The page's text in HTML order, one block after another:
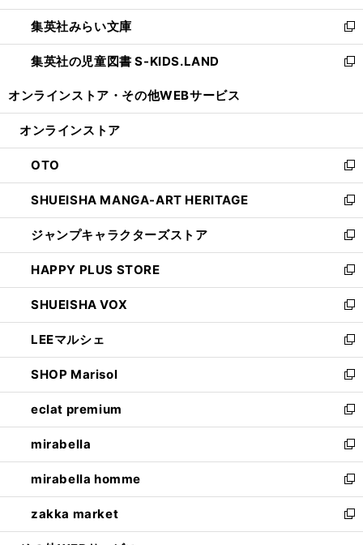
開
く
ウ
で
開
く
ン
ド
ウ
で
ウ
ィ
ン
ド
開
集英社みらい文庫
新
し
い
ン
ウ
で
開
く
集英社の児童図書 S-KIDS.LAND
新
ウ
ン
ド
ウ
で
開
く
オンラインストア・ その他WEBサービス
オンラインストア
OTO
新
し
い
ウ
ィ
ン
ド
ウ
で
開
く
SHUEISHA MANGA-ART HERITAGE
新
し
い
ウ
ィ
ン
ド
ウ
で
開
く
ジャンプキャラクターズストア
新
し
い
ウ
ィ
ン
ド
ウ
で
開
く
HAPPY PLUS STORE
新
し
い
ウ
ィ
ン
ド
ウ
で
開
く
SHUEISHA VOX
新
し
い
ウ
ィ
ン
ド
ウ
で
開
く
LEEマルシェ
新
し
い
ウ
ィ
ン
ド
ウ
で
開
く
SHOP Marisol
新
し
い
ウ
ィ
ン
ド
ウ
で
開
eclat premium
新
し
い
ウ
ィ
ン
ド
ウ
mirabella
新
し
い
ウ
ィ
ン
mirabella homme
新
し
い
ウ
zakka market
新
し